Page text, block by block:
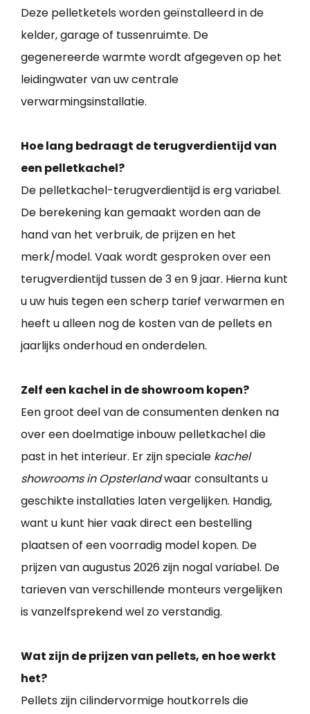
Deze pelletketels worden geïnstalleerd in de
kelder, garage of tussenruimte. De
gegenereerde warmte wordt afgegeven op het
leidingwater van uw centrale
verwarmingsinstallatie.
Hoe lang bedraagt de terugverdientijd van
een pelletkachel?
De pelletkachel-terugverdientijd is erg variabel.
De berekening kan gemaakt worden aan de
hand van het verbruik, de prijzen en het
merk/model. Vaak wordt gesproken over een
terugverdientijd tussen de 3 en 9 jaar. Hierna kunt
u uw huis tegen een scherp tarief verwarmen en
heeft u alleen nog de kosten van de pellets en
jaarlijks onderhoud en onderdelen.
Zelf een kachel in de showroom kopen?
Een groot deel van de consumenten denken na
over een doelmatige inbouw pelletkachel die
past in het interieur. Er zijn speciale kachel
showrooms in Opsterlandwaar consultants u
geschikte installaties laten vergelijken. Handig,
want u kunt hier vaak direct een bestelling
plaatsen of een voorradig model kopen. De
prijzen van augustus 2026 zijn nogal variabel. De
tarieven van verschillende monteurs vergelijken
is vanzelfsprekend wel zo verstandig.
Wat zijn de prijzen van pellets, en hoe werkt
het?
Pellets zijn cilindervormige houtkorrels die